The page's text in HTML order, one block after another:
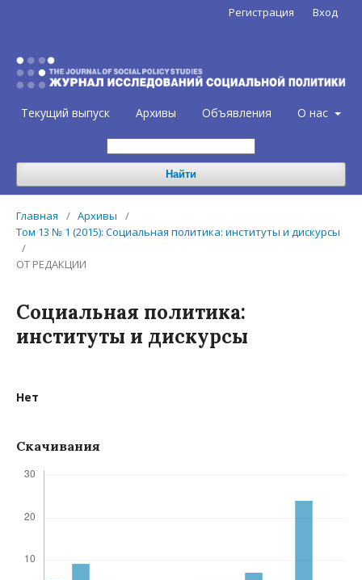
Текущий выпуск Архивы Объявления О нас
Найти
Регистрация Вход
Главная / Архивы
/
Том 13 № 1 (2015): Социальная политика: институты и дискурсы
/
ОТ РЕДАКЦИИ
Социальная политика:
институты и дискурсы
Нет
Скачивания